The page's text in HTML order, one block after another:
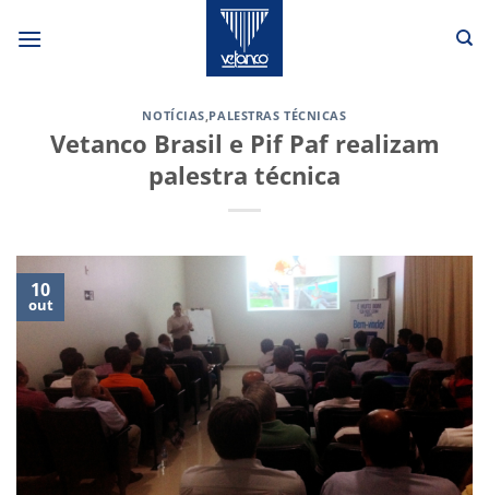
NOTÍCIAS,PALESTRAS TÉCNICAS
Vetanco Brasil e Pif Paf realizam
palestra técnica
10
out